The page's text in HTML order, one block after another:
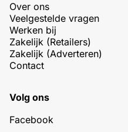
Over ons
Veelgestelde vragen
Werken bij
Zakelijk (Retailers)
Zakelijk (Adverteren)
Contact
Volg ons
Facebook